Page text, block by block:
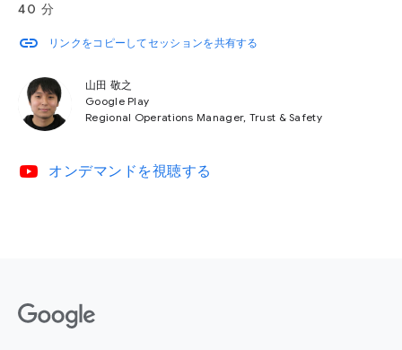
40 分
link リンクをコピーしてセッションを共有する
山田 敬之
Google Play
Regional Operations Manager, Trust & Safety
video_youtube オンデマンドを視聴する